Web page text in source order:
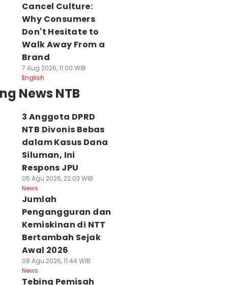
Cancel Culture:
Why Consumers
Don't Hesitate to
Walk Away From a
Brand
7 Aug 2026, 11:00 WIB
English
News NTB
3 Anggota DPRD
NTB Divonis Bebas
dalam Kasus Dana
Siluman, Ini
Respons JPU
05 Agu 2026, 22:03 WIB
News
Jumlah
Pengangguran dan
Kemiskinan di NTT
Bertambah Sejak
Awal 2026
08 Agu 2026, 11:44 WIB
News
Tebing Pemisah